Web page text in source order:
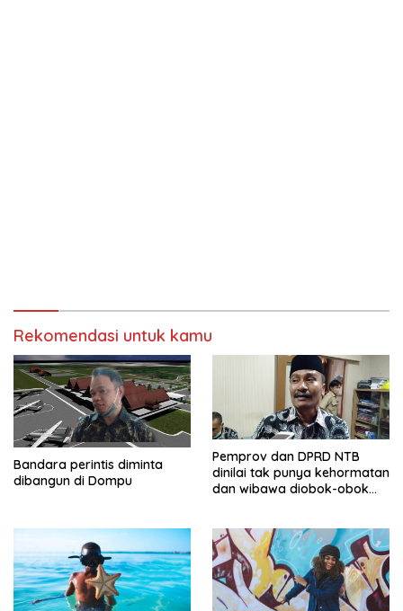
Rekomendasi untuk kamu
Bandara perintis diminta
dibangun di Dompu
Pemprov dan DPRD NTB
dinilai tak punya kehormatan
dan wibawa diobok-obok